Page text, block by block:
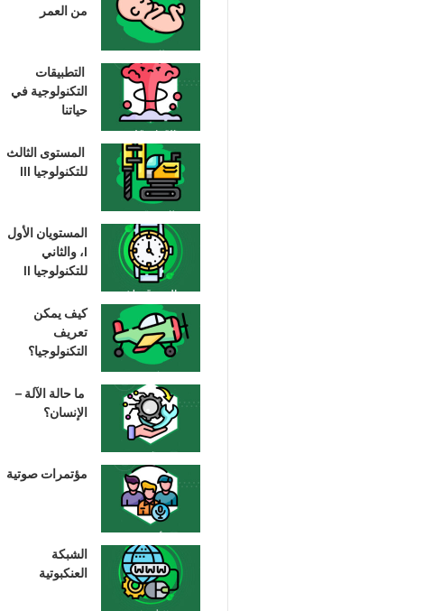
من العمر
التطبيقات
التكنولوجية في
حياتنا
المستوى الثالث
للتكنولوجيا III
المستويان الأول
I، والثاني
للتكنولوجيا II
كيف يمكن
تعريف
التكنولوجيا؟
ما حالة الآلة –
الإنسان؟
مؤتمرات صوتية
الشبكة
العنكبوتية